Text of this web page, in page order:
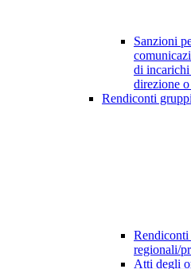
Sanzioni
di
direzione
Rendiconti
regionali/
Atti degli